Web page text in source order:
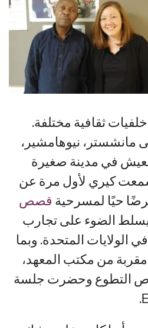
ثقافية مختلفة.
مانشستر، نيوهامشير،
في مدينة صغيرة
سمعت كيري لأول مرة عن
قصص
يسلط الضوء على تجارب
الولايات المتحدة. وبما
من مكتب المعهد،
التطوع وحضرت جلسة